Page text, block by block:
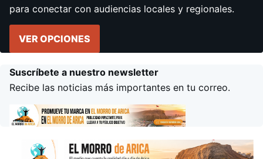
para conectar con audiencias locales y regionales.
VER OPCIONES
Suscríbete a nuestro newsletter
Recibe las noticias más importantes en tu correo.